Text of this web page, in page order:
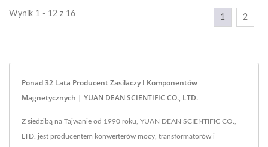
Wynik 1 - 12 z 16 1 2
Ponad 32 Lata Producent Zasilaczy I Komponentów
Magnetycznych | YUAN DEAN SCIENTIFIC CO., LTD.
Z siedzibą na Tajwanie od 1990 roku, YUAN DEAN SCIENTIFIC CO.,
LTD. jest producentem konwerterów mocy, transformatorów i